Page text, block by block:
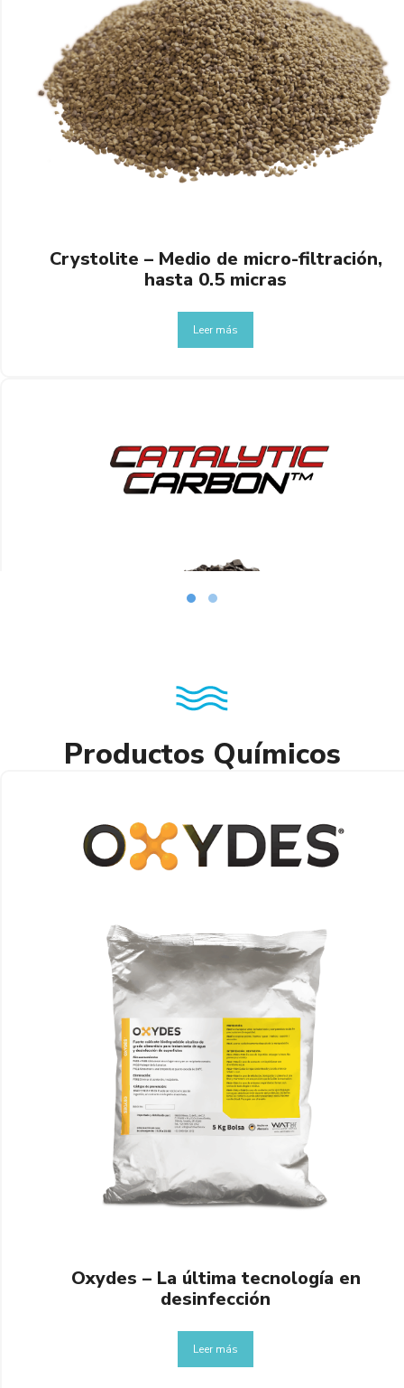
Crystolite – Medio de micro-filtración,
hasta 0.5 micras
Leer más
Catalytic Carbon – Carbón activado con
recubrimiento catalítico
Productos Químicos
Oxydes – La última tecnología en
desinfección
Leer más